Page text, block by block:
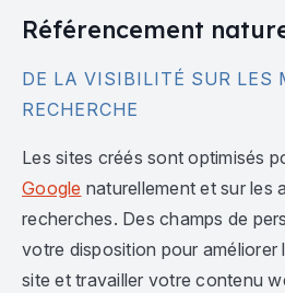
Référencement
DE LA VISIBILITÉ SUR LES
RECHERCHE
Les sites créés sont optimisés
Google naturellement et sur les
recherches. Des champs de
votre disposition pour améliorer
site et travailler votre contenu